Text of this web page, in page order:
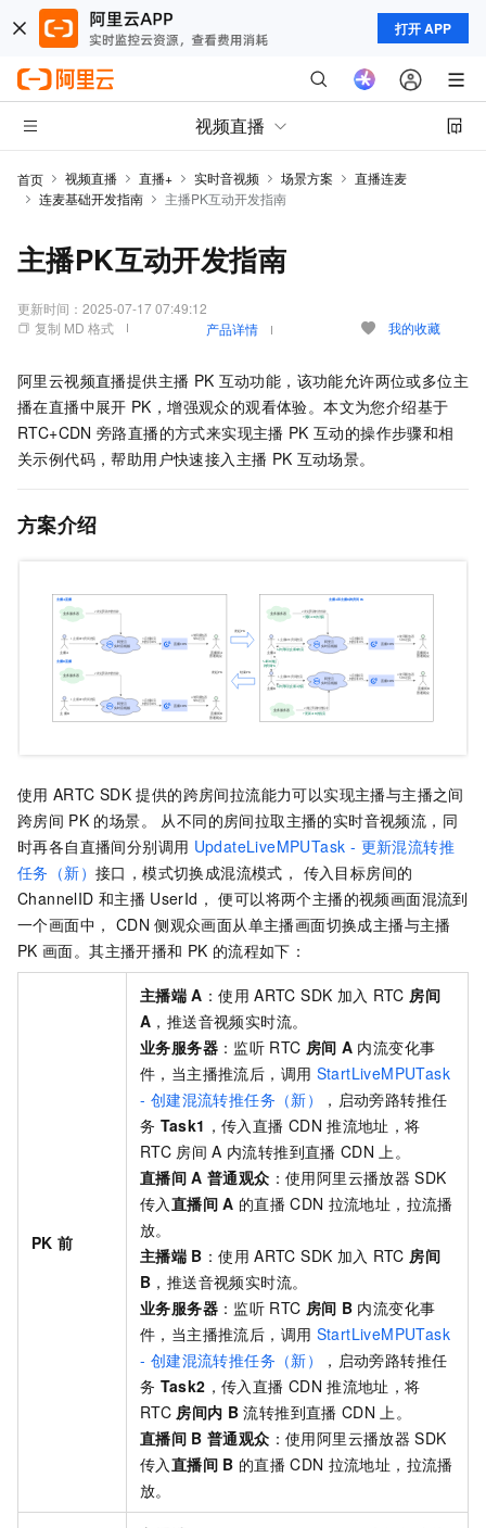
打开 APP
视频直播
首页 视频直播 直播+ 实时音视频 场景方案
直播连麦
连麦基础开发指南
主播PK互动开发指南
主播PK互动开发指南
更新时间： 2025-07-17 07:49:12
复制 MD 格式
产品详情 我的收藏
阿里云视频直播提供主播 PK 互动功能，该功能允许两位或多位主
播在直播中展开 PK，增强观众的观看体验。本文为您介绍基于
RTC+CDN 旁路直播的方式来实现主播 PK 互动的操作步骤和相
关示例代码，帮助用户快速接入主播 PK 互动场景。
方案介绍
使用 ARTC SDK 提供的跨房间拉流能力可以实现主播与主播之间
跨房间 PK 的场景。 从不同的房间拉取主播的实时音视频流，同
时再各自直播间分别调用 UpdateLiveMPUTask - 更新混流转推
任务（新） 接口，模式切换成混流模式， 传入目标房间的
ChannelID 和主播 UserId， 便可以将两个主播的视频画面混流到
一个画面中， CDN 侧观众画面从单主播画面切换成主播与主播
PK 画面。其主播开播和 PK 的流程如下：
PK 前
主播端 A ：使用 ARTC SDK 加入 RTC 房间
A ，推送音视频实时流。
业务服务器 ：监听 RTC 房间 A 内流变化事
件，当主播推流后，调用 StartLiveMPUTask
- 创建混流转推任务（新）
，启动旁路转推任
务 Task1 ，传入直播 CDN 推流地址，将
RTC 房间 A 内流转推到直播 CDN 上。
直播间 A 普通观众 ：使用阿里云播放器 SDK
传入直播间 A 的直播 CDN 拉流地址，拉流播
放。
主播端 B ：使用 ARTC SDK 加入 RTC 房间
B ，推送音视频实时流。
业务服务器 ：监听 RTC 房间 B 内流变化事
件，当主播推流后，调用 StartLiveMPUTask
- 创建混流转推任务（新）
，启动旁路转推任
务 Task2 ，传入直播 CDN 推流地址，将
RTC 房间内 B 流转推到直播 CDN 上。
直播间 B 普通观众 ：使用阿里云播放器 SDK
传入直播间 B 的直播 CDN 拉流地址，拉流播
放。